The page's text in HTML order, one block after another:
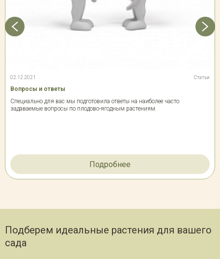
02.12.2021 Статьи
Вопросы и ответы
Специально для вас мы подготовила ответы на наиболее часто
задаваемые вопросы по плодово-ягодным растениям.
Подробнее
Подберем идеальные растения для вашего
сада